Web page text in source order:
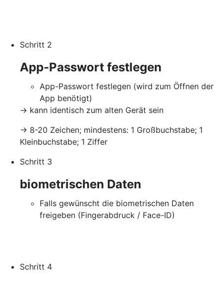
Schritt 2
App-Passwort festlegen
App-Passwort festlegen (wird zum Öffnen der
App benötigt)
-> kann identisch zum alten Gerät sein
-> 8-20 Zeichen; mindestens: 1 Großbuchstabe; 1
Kleinbuchstabe; 1 Ziffer
Schritt 3
biometrischen Daten
Falls gewünscht die biometrischen Daten
freigeben (Fingerabdruck / Face-ID)
Schritt 4